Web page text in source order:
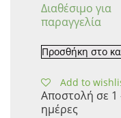
Διαθέσιμο για
παραγγελία
Προσθήκη στο
Add to
Αποστολή σε 1
ημέρες